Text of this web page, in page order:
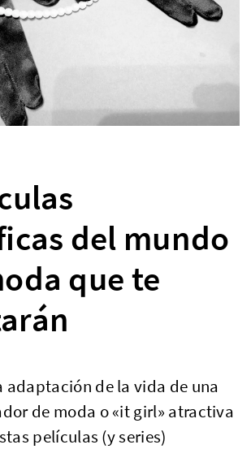
del mundo
que te
adaptación de la vida de una
de moda o «it girl» atractiva
películas (y series)